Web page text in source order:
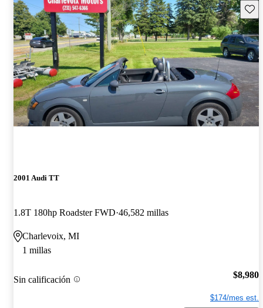
2001 Audi TT
1.8T 180hp Roadster FWD 46,582 millas
Charlevoix, MI
1 millas
Sin calificación $8,980
$174/mes est.